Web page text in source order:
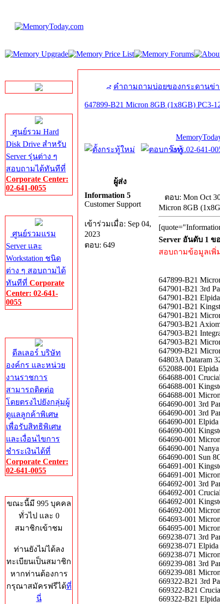
ศูนย์รวม Hard
Disk Drive สำหรับ
Server รุ่นต่าง ๆ
สอบถามได้ทันทีที่
Corporate Center:
02-641-0055
ศูนย์รวมแรม
Server และ
Workstation ชนิด
ต่าง ๆ สอบถามได้
ทันทีที่ Corporate
Center: 02-641-
0055
ดีลเลอร์ บริษัท
องค์กร และหน่วย
งานราชการ
สามารถติดต่อ
โดยตรงไปยังกลุ่มผู้
ดูแลลูกค้าพิเศษ
เพื่อรับสิทธิพิเศษ
และเงื่อนไขการ
ชำระเงินได้ที่
Corporate Center:
02-641-0055
ขณะนี้มี 995 บุคคล
ทั่วไป และ 0
สมาชิกเข้าชม
ท่านยังไม่ได้ลง
ทะเบียนเป็นสมาชิก
หากท่านต้องการ
กรุณาสมัครฟรีได้ที่
นี่
คำถามถามบ่อยของกระดานข่
647899-B21 Micron 8GB (1x8GB) PC3-
โทร.02-641-
ผู้ส่ง
Information 5
Customer Support
เข้าร่วมเมื่อ: Sep 04,
2023
ตอบ: 649
ตอบ: Mon Oct
Micron 8GB
Server อันดับ 1 ข
สอบถามข้อมูลเพิ่
647899-B21
647901-B21 3rd
647901-B21
647901-B21
647901-B21
647903-B21
647903-B21
647903-B21
647909-B21
64803A Dataram
652088-001
664688-001
664688-001
664688-001
664690-001 3rd
664690-001 3rd
664690-001
664690-001
664690-001
664690-001
664690-001 Sun
664691-001
664691-001
664692-001 3rd
664692-001
664692-001
664692-001
664693-001
664695-001
669238-071 3rd
669238-071
669238-071
669239-081 3rd
669239-081
669322-B21 3rd
669322-B21
669322-B21